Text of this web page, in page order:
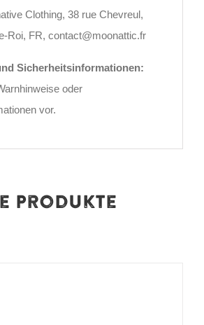
Clothing, 38 rue Chevreul,
Roi, FR, contact@moonattic.fr
Sicherheitsinformationen:
oder
vor.
Produkte